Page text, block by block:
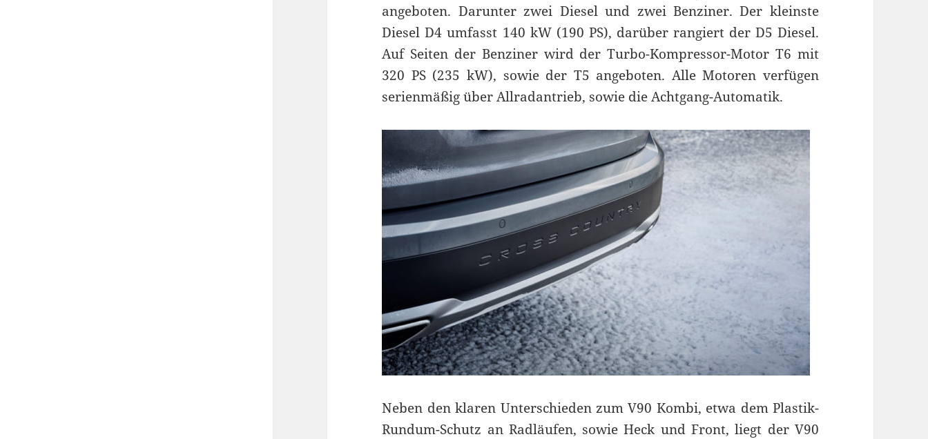
angeboten. Darunter zwei Diesel und zwei Benziner. Der kleinste
Diesel D4 umfasst 140 kW (190 PS), darüber rangiert der D5 Diesel.
Auf Seiten der Benziner wird der Turbo-Kompressor-Motor T6 mit
320 PS (235 kW), sowie der T5 angeboten. Alle Motoren verfügen
serienmäßig über Allradantrieb, sowie die Achtgang-Automatik.
Neben den klaren Unterschieden zum V90 Kombi, etwa dem Plastik-
Rundum-Schutz an Radläufen, sowie Heck und Front, liegt der V90